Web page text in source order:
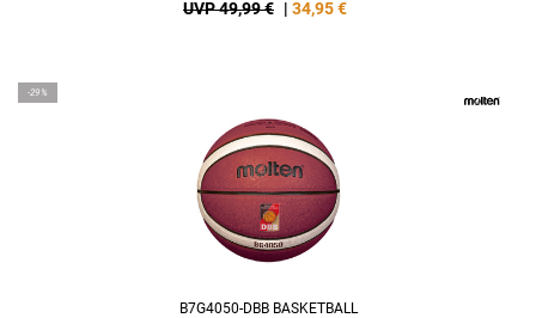
UVP 49,99 € | 34,95€
-29%
B7G4050-DBB BASKETBALL